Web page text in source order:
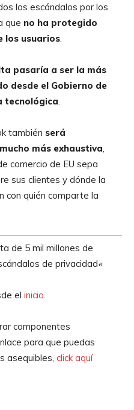
los escándalos por los
que no ha protegido
los usuarios
pasaría a ser la más
desde el Gobierno de
tecnológica
también será
más exhaustiva
comercio de EU sepa
sus clientes y dónde la
con quién comparte la
de 5 mil millones de
de privacidad«
el inicio.
componentes
para que puedas
asequibles, click aquí